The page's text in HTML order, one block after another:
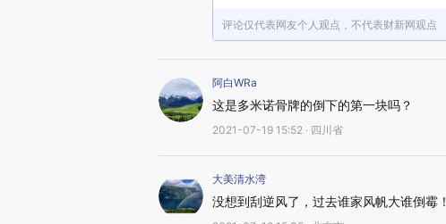
评论仅代表网友个人观点，不代表财新网观点
阿白WRa
这是多米诺骨牌的倒下的第一块吗？
2021-07-19 15:52 · 四川省
大美清水湾
没想到刮逆风了，过去谁家风帆大谁倒霉！